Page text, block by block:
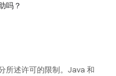
吗？
所述许可的限制。Java 和